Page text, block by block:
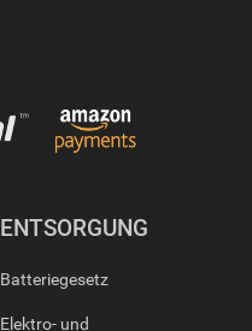
ENTSORGUNG
Batteriegesetz
Elektro- und